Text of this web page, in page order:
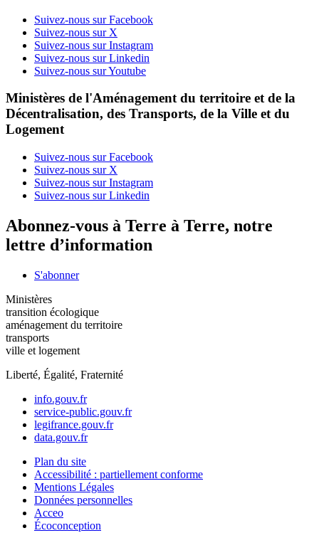
Suivez-nous sur Facebook
Suivez-nous sur X
Suivez-nous sur Instagram
Suivez-nous sur Linkedin
Suivez-nous sur Youtube
Ministères de l'Aménagement du territoire et de la
Décentralisation, des Transports, de la Ville et du
Logement
Suivez-nous sur Facebook
Suivez-nous sur X
Suivez-nous sur Instagram
Suivez-nous sur Linkedin
Abonnez-vous à Terre à Terre, notre
lettre d’information
S'abonner
Ministères
transition écologique
aménagement du territoire
transports
ville et logement
Liberté, Égalité, Fraternité
info.gouv.fr
service-public.gouv.fr
legifrance.gouv.fr
data.gouv.fr
Plan du site
Accessibilité : partiellement conforme
Mentions Légales
Données personnelles
Acceo
Écoconception